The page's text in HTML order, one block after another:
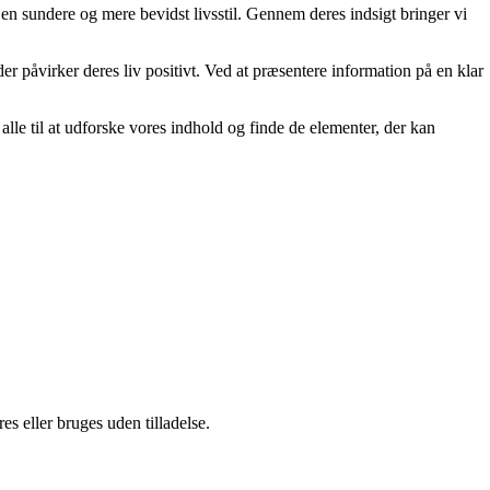
sundere og mere bevidst livsstil. Gennem deres indsigt bringer vi
påvirker deres liv positivt. Ved at præsentere information på en klar
til at udforske vores indhold og finde de elementer, der kan
eller bruges uden tilladelse.